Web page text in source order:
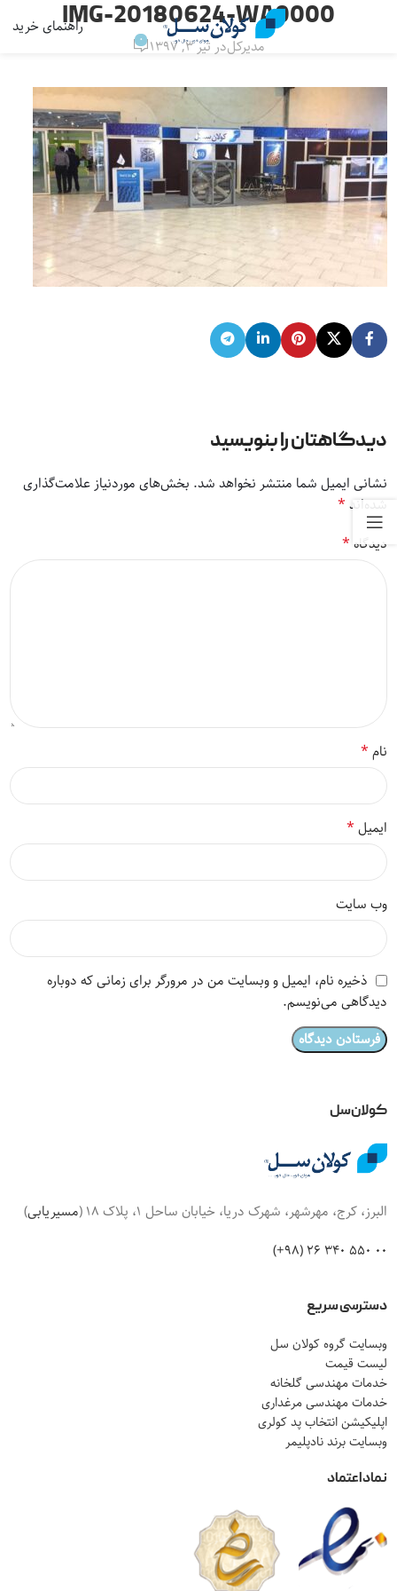
راهنمای خریدIMG-20180624-WA0000
مدیرکلدر تیر ۳, ۱۳۹۷ 0
دیدگاهتان را بنویسید
نشانی ایمیل شما منتشر نخواهد شد. بخش‌های موردنیاز علامت‌گذاری
شده‌اند*
دیدگاه*
نام*
ایمیل*
وب‌ سایت
ذخیره نام، ایمیل و وبسایت من در مرورگر برای زمانی که دوباره
دیدگاهی می‌نویسم.
کولان‌سل
البرز، کرج، مهرشهر، شهرک دریا، خیابان ساحل 1، پلاک 18 ( مسیریابی)
00 550 340 26 (98+)
دسترسی سریع
وبسایت گروه کولان سل
لیست قیمت
خدمات مهندسی گلخانه
خدمات مهندسی مرغداری
اپلیکیشن انتخاب پد کولری
وبسایت برند نادپلیمر
نماد اعتماد